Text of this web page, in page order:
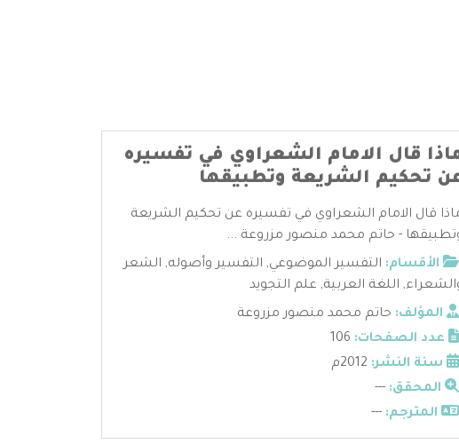
قال الامام الشعراوي في تفسيره
تحكيم الشريعة وتطبيقها
قال الامام الشعراوي في تفسيره عن تحكيم الشريعة
- حاتم محمد منصور مزروعة ...
الأقسام: التفسير الموضوعي, التفسير وأصوله, الشعر
, اللغة العربية, علم التجويد
المؤلف: حاتم محمد منصور مزروعة
عدد الصفحات:
سنة النشر:
المحقق: ---
المترجم: ---